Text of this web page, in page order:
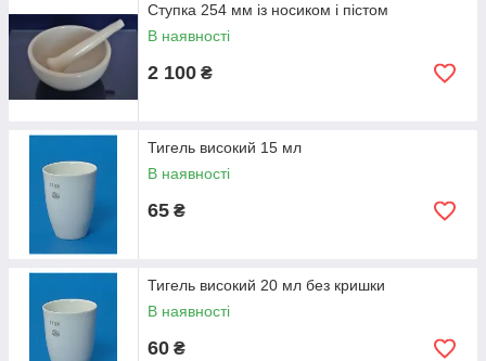
Ступка 254 мм із носиком і пістом
В наявності
2 100 ₴
Тигель високий 15 мл
В наявності
65 ₴
Тигель високий 20 мл без кришки
В наявності
60 ₴